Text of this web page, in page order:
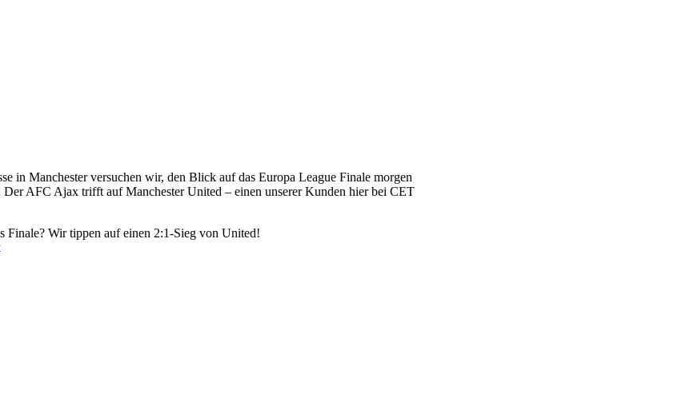
in Manchester versuchen wir, den Blick auf das Europa League Finale morgen
AFC Ajax trifft auf Manchester United – einen unserer Kunden hier bei CET
Finale? Wir tippen auf einen 2:1-Sieg von United!